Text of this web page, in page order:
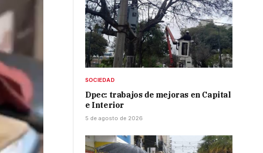
SOCIEDAD
Dpec: trabajos de mejoras en Capital
e Interior
5 de agosto de 2026